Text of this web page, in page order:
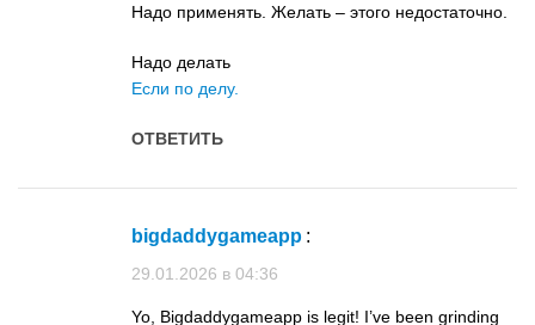
Надо применять. Желать – этого недостаточно.
Надо делать
Если по делу.
ОТВЕТИТЬ
bigdaddygameapp :
29.01.2026 в 04:36
Yo, Bigdaddygameapp is legit! I’ve been grinding